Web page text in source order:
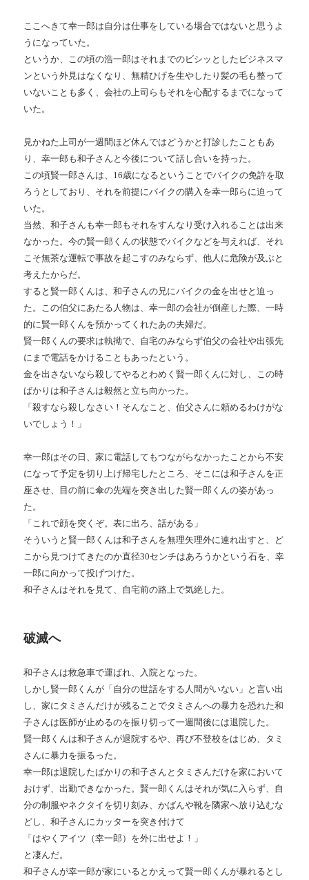
ここへきて幸一郎は自分は仕事をしている場合ではないと思うよ
うになっていた。
というか、この頃の浩一郎はそれまでのビシッとしたビジネスマ
ンという外見はなくなり、無精ひげを生やしたり髪の毛も整って
いないことも多く、会社の上司らもそれを心配するまでになって
いた。
見かねた上司が一週間ほど休んではどうかと打診したこともあ
り、幸一郎も和子さんと今後について話し合いを持った。
この頃賢一郎さんは、 16歳になるということでバイクの免許を取
ろうとしており、それを前提にバイクの購入を幸一郎らに迫って
いた。
当然、和子さんも幸一郎もそれをすんなり受け入れることは出来
なかった。今の賢一郎くんの状態でバイクなどを与えれば、それ
こそ無茶な運転で事故を起こすのみならず、他人に危険が及ぶと
考えたからだ。
すると賢一郎くんは、和子さんの兄にバイクの金を出せと迫っ
た。この伯父にあたる人物は、幸一郎の会社が倒産した際、一時
的に賢一郎くんを預かってくれたあの夫婦だ。
賢一郎くんの要求は執拗で、自宅のみならず伯父の会社や出張先
にまで電話をかけることもあったという。
金を出さないなら殺してやるとわめく賢一郎くんに対し、この時
ばかりは和子さんは毅然と立ち向かった。
「殺すなら殺しなさい！そんなこと、伯父さんに頼めるわけがな
いでしょう！」
幸一郎はその日、家に電話してもつながらなかったことから不安
になって予定を切り上げ帰宅したところ、そこには和子さんを正
座させ、目の前に傘の先端を突き出した賢一郎くんの姿があっ
た。
「これで顔を突くぞ。表に出ろ、話がある」
そういうと賢一郎くんは和子さんを無理矢理外に連れ出すと、ど
こから見つけてきたのか直径30センチはあろうかという石を、幸
一郎に向かって投げつけた。
和子さんはそれを見て、自宅前の路上で気絶した。
破滅へ
和子さんは救急車で運ばれ、入院となった。
しかし賢一郎くんが「自分の世話をする人間がいない」と言い出
し、家にタミさんだけが残ることでタミさんへの暴力を恐れた和
子さんは医師が止めるのを振り切って一週間後には退院した。
賢一郎くんは和子さんが退院するや、再び不登校をはじめ、タミ
さんに暴力を振るった。
幸一郎は退院したばかりの和子さんとタミさんだけを家において
おけず、出勤できなかった。賢一郎くんはそれが気に入らず、自
分の制服やネクタイを切り刻み、かばんや靴を隣家へ放り込むな
どし、和子さんにカッターを突き付けて
「はやくアイツ（幸一郎）を外に出せよ！」
と凄んだ。
和子さんが幸一郎が家にいるとかえって賢一郎くんが暴れるとし